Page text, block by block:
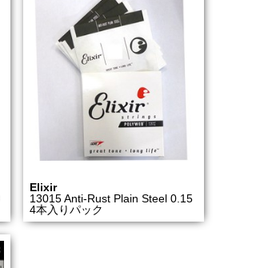
Elixir
13015 Anti-Rust Plain Steel 0.15
4本入りパック